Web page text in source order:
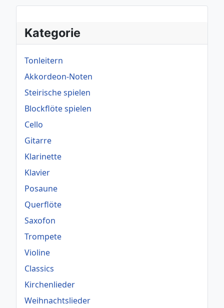
Kategorie
Tonleitern
Akkordeon-Noten
Steirische spielen
Blockflöte spielen
Cello
Gitarre
Klarinette
Klavier
Posaune
Querflöte
Saxofon
Trompete
Violine
Classics
Kirchenlieder
Weihnachtslieder